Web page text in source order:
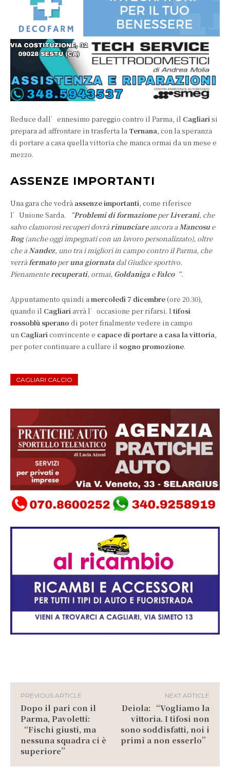
Reduce dall’ennesimo pareggio contro il Parma, il Cagliarisi
prepara ad affrontare in trasferta la Ternana, con la speranza
di portare a casa quella vittoria che manca ormai da un mese e
mezzo.
ASSENZE IMPORTANTI
Una gara che vedrà assenze importanti, come riferisce
l’Unione Sarda.
“Problemi di formazioneperLiverani, che
salvo clamorosi recuperi dovràrinunciareancora aMancosue
Rog (anche oggi impegnati con un lavoro personalizzato), oltre
che aNandez, uno tra i migliori in campo contro il Parma, che
verràfermatoperuna giornata dal Giudice sportivo.
Pienamenterecuperati, ormai, Goldaniga eFalco“.
Appuntamento quindi amercoledì 7 dicembre (ore 20.30),
quando il Cagliari avrà l’occasione per rifarsi. Itifosi
rossoblù sperano di poter finalmente vedere in campo
un Cagliariconvincente e capace di portare a casa la vittoria,
per poter continuare a cullare il sogno promozione.
CAGLIARI CALCIO
PREVIOUS ARTICLE
Dopo il pari con il
Parma, Pavoletti:
“Fischi giusti, ma
nessuna squadra ci è
superiore”
NEXT ARTICLE
Deiola: “Vogliamo la
vittoria. I tifosi non
sono soddisfatti, noi i
primi a non esserlo”